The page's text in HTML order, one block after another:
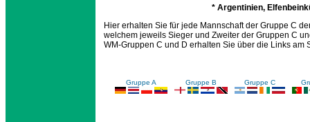
* Argentinien,
Hier erhalten Sie für jede Mannschaft der Gruppe C
welchem jeweils Sieger und Zweiter der Gruppen C
WM-Gruppen C und D erhalten Sie über die Links am
Gruppe A Gruppe B Gruppe C